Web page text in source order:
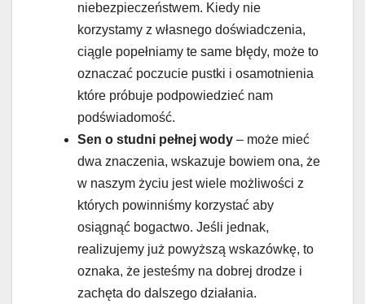
niebezpieczeństwem. Kiedy nie
korzystamy z własnego doświadczenia,
ciągle popełniamy te same błędy, może to
oznaczać poczucie pustki i osamotnienia
które próbuje podpowiedzieć nam
podświadomość.
Sen o studni pełnej wody – może mieć
dwa znaczenia, wskazuje bowiem ona, że
w naszym życiu jest wiele możliwości z
których powinniśmy korzystać aby
osiągnąć bogactwo. Jeśli jednak,
realizujemy już powyższą wskazówkę, to
oznaka, że jesteśmy na dobrej drodze i
zachęta do dalszego działania.